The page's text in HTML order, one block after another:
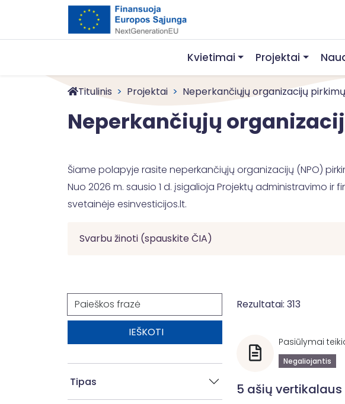
Kvietimai Projektai
Titulinis Projektai Neperkančiųjų organizacijų
Neperkančiųjų
Šiame polapyje rasite neperkančiųjų organizacijų (NPO)
Nuo 2026 m. sausio 1 d. įsigalioja Projektų administravimo ir
svetainėje esinvesticijos.lt.
Svarbu žinoti (spauskite ČIA)
Paieška
Tipas
Rezultatai: 313
Pasiūlymai
Negaliojantis
5 ašių